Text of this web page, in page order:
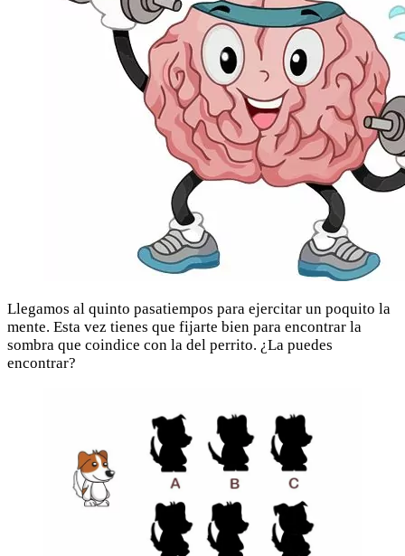
Llegamos al quinto pasatiempos para ejercitar un poquito la
mente. Esta vez tienes que fijarte bien para encontrar la
sombra que coindice con la del perrito. ¿La puedes
encontrar?